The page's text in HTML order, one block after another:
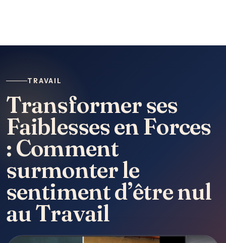
TRAVAIL
Transformer ses
Faiblesses en Forces
: Comment
surmonter le
sentiment d’être nul
au Travail